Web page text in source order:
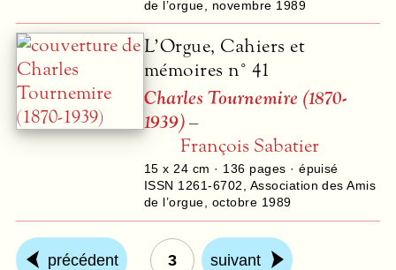
de l’orgue
novembre 1989
L’Orgue, Cahiers et
mémoires n° 41
Charles Tournemire (1870-
1939)–
François Sabatier
15 x 24 cm · 136 pages · épuisé
ISSN 1261-6702, Association des Amis
de l’orgue, octobre 1989
précédent 3 suivant